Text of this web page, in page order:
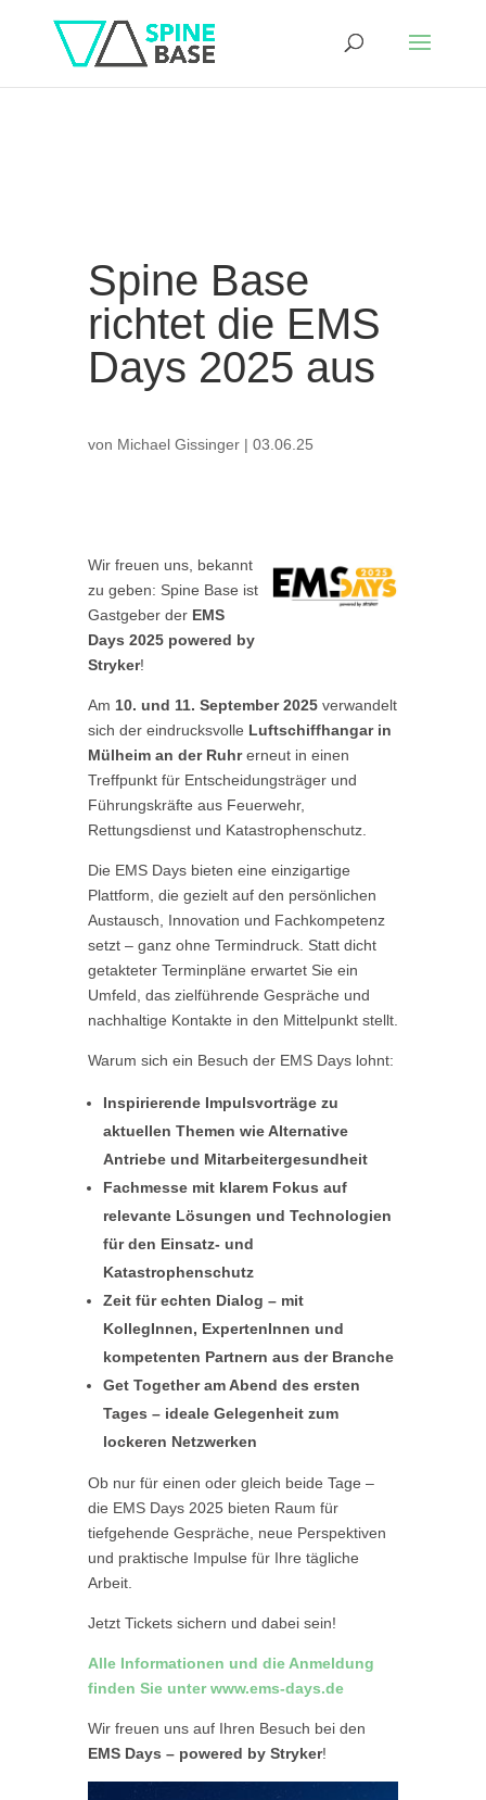
Spine Base
richtet die EMS
Days 2025 aus
von Michael Gissinger| 03.06.25
Wir freuen uns, bekannt
zu geben: Spine Base ist
Gastgeber der EMS
Days 2025 powered by
Stryker!
Am 10. und 11. September 2025verwandelt
sich der eindrucksvolle Luftschiffhangar in
Mülheim an der Ruhrerneut in einen
Treffpunkt für Entscheidungsträger und
Führungskräfte aus Feuerwehr,
Rettungsdienst und Katastrophenschutz.
Die EMS Days bieten eine einzigartige
Plattform, die gezielt auf den persönlichen
Austausch, Innovation und Fachkompetenz
setzt –ganz ohne Termindruck. Statt dicht
getakteter Terminpläne erwartet Sie ein
Umfeld, das zielführende Gespräche und
nachhaltige Kontakte in den Mittelpunkt stellt.
Warum sich ein Besuch der EMS Days lohnt:
Inspirierende Impulsvorträge zu
aktuellen Themen wie Alternative
Antriebe und Mitarbeitergesundheit
Fachmesse mit klarem Fokus auf
relevante Lösungen und Technologien
für den Einsatz- und
Katastrophenschutz
Zeit für echten Dialog –mit
KollegInnen, ExpertenInnen und
kompetenten Partnern aus der Branche
Get Togetheram Abend des ersten
Tages –ideale Gelegenheit zum
lockeren Netzwerken
Ob nur für einen oder gleich beide Tage –
die EMS Days 2025 bieten Raum für
tiefgehende Gespräche, neue Perspektiven
und praktische Impulse für Ihre tägliche
Arbeit.
Jetzt Tickets sichern und dabei sein!
Alle Informationen und die Anmeldung
finden Sie unter www.ems-days.de
Wir freuen uns auf Ihren Besuch bei den
EMS Days – powered byStryker!